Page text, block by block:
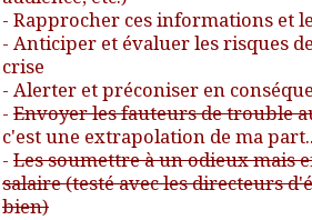
- Rapprocher ces informations et
- Anticiper et évaluer les risques
crise
- Alerter et préconiser en
- Envoyer les fauteurs de trouble
c'est une extrapolation de ma
- Les soumettre à un odieux mais
salaire (testé avec les directeurs
bien)